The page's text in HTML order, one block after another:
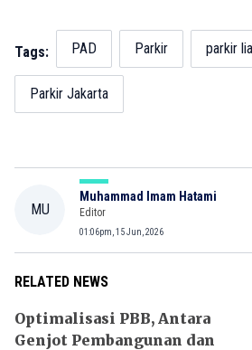
Tags: PAD Parkir parkir
Parkir Jakarta
MU
Muhammad Imam Hatami
Editor
01:06pm, 15 Jun, 2026
RELATED NEWS
Optimalisasi PBB, Antara
Genjot Pembangunan dan